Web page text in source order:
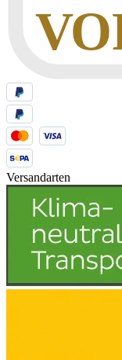
Versandarten